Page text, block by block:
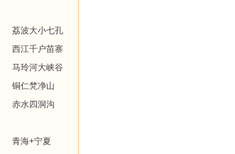
荔波大小七孔
西江千户苗寨
马玲河大峡谷
铜仁梵净山
赤水四洞沟
青海+宁夏